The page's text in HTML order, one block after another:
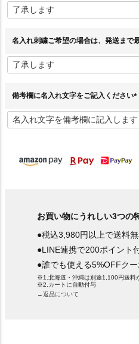
名入れ刺繍ご希望の場合は、発送まで
備考欄に名入れ文字をご記入ください
必
お買い物にうれしい3つの
●税込3,980円以上で送料
●LINE連携で200ポイント
●誰でも使える5%OFFク
※1.北海道・沖縄は別途1,100円送料
※2.カートに自動付与
→返品について